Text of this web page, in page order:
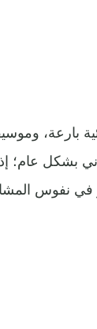
بارعة،
بشكل عام؛
في نفوس